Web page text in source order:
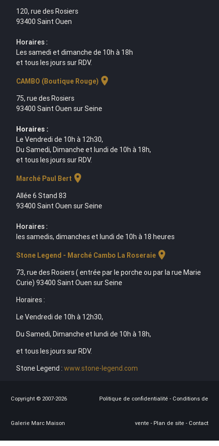
120, rue des Rosiers
93400 Saint Ouen
Horaires :
Les samedi et dimanche de 10h à 18h
et tous les jours sur RDV.
CAMBO (Boutique Rouge) location_on
75, rue des Rosiers
93400 Saint Ouen sur Seine
Horaires :
Le Vendredi de 10h à 12h30,
Du Samedi, Dimanche et lundi de 10h à 18h,
et tous les jours sur RDV.
Marché Paul Bert location_on
Allée 6 Stand 83
93400 Saint Ouen sur Seine
Horaires :
les samedis, dimanches et lundi de 10h à 18 heures
Stone Legend - Marché Cambo La Roseraielocation_on
73, rue des Rosiers ( entrée par le porche ou par la rue Marie
Curie) 93400 Saint Ouen sur Seine
Horaires :
Le Vendredi de 10h à 12h30,
Du Samedi, Dimanche et lundi de 10h à 18h,
et tous les jours sur RDV.
Stone Legend : www.stone-legend.com
Copyright © 2007-2026
Galerie Marc Maison
Politique de confidentialité - Conditions de
vente - Plan de site - Contact